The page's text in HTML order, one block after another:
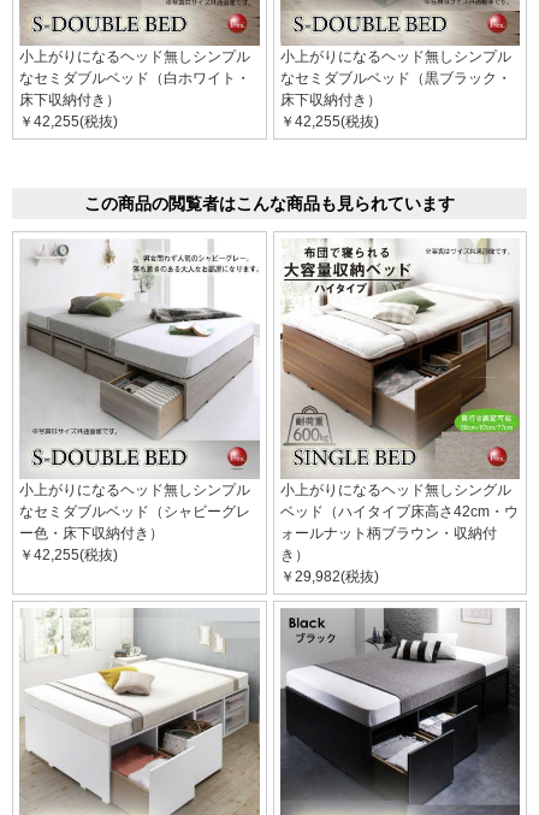
小上がりになるヘッド無しシンプル
なセミダブルベッド（白ホワイト・
床下収納付き）
￥42,255(税抜)
小上がりになるヘッド無しシンプル
なセミダブルベッド（黒ブラック・
床下収納付き）
￥42,255(税抜)
この商品の閲覧者はこんな商品も見られています
小上がりになるヘッド無しシンプル
なセミダブルベッド（シャビーグレ
ー色・床下収納付き）
￥42,255(税抜)
小上がりになるヘッド無しシングル
ベッド（ハイタイプ床高さ42cm・ウ
ォールナット柄ブラウン・収納付
き）
￥29,982(税抜)